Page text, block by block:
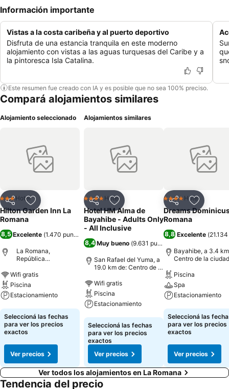
Información importante
Vistas a la costa caribeña y al puerto deportivo
Disfruta de una estancia tranquila en este moderno
alojamiento con vistas a las aguas turquesas del Caribe y a
la pintoresca Isla Catalina.
Este resumen fue creado con IA y es posible que no sea 100% preciso.
Compará alojamientos similares
Alojamiento seleccionado
CompartirAñadir a favoritos
3 Estrellas
Hotel
Hilton Garden Inn La
Romana
8,5 Excelente (1.470 puntuaciones
La Romana,
República
Wifi gratis
Piscina
Estacionamiento
Ver precios
Seleccioná las fechas
para ver los precios
exactos
Ver precios
Alojamientos similares
CompartirAñadir a favoritos
4 EstrellasHotel
Hotel HM Alma de
Bayahibe - Adults Only
- All Inclusive
8,4 Muy bueno (9.631 puntuaciones
San Rafael del Yuma, a
19.0 km de: Centro de la
Wifi gratis
Piscina
Estacionamiento
Ver precios
Seleccioná las fechas
para ver los precios
exactos
Ver precios
CompartirAñadir
4 EstrellasHotel
Dreams
Romana
8,8 Excelente (
Bayahibe, a 3.4
Centro de la ciudad
Piscina
Spa
Estacionamiento
Ver precios
Seleccioná las
para ver los precios
exactos
Ver precios
Ver todos los alojamientos en La Romana
Tendencia del precio